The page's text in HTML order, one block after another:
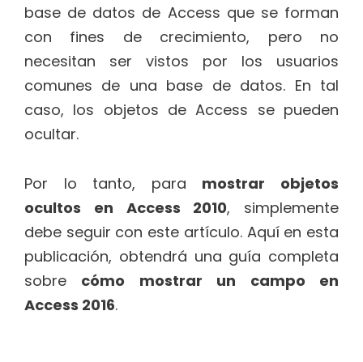
base de datos de Access que se forman
con fines de crecimiento, pero no
necesitan ser vistos por los usuarios
comunes de una base de datos. En tal
caso, los objetos de Access se pueden
ocultar.
Por lo tanto, para mostrar objetos
ocultos en Access 2010, simplemente
debe seguir con este artículo. Aquí en esta
publicación, obtendrá una guía completa
sobre cómo mostrar un campo en
Access 2016.